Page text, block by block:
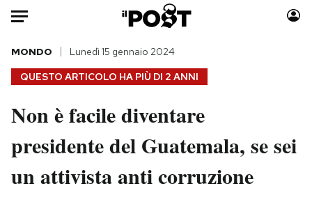
Auto
HOME
Italia
Politica
Tecnologia
Moda
Consumismi
Storie/Idee
QUESTO ARTICOLO HA PIÙ DI 2 ANNI
MONDO Lunedì 15 gennaio 2024
Non è facile diventare
presidente del Guatemala, se sei
un attivista anti corruzione